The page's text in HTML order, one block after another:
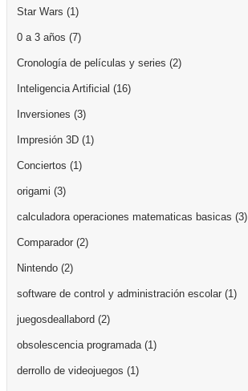
Star Wars (1)
0 a 3 años (7)
Cronología de películas y series (2)
Inteligencia Artificial (16)
Inversiones (3)
Impresión 3D (1)
Conciertos (1)
origami (3)
calculadora operaciones matematicas basicas (3)
Comparador (2)
Nintendo (2)
software de control y administración escolar (1)
juegosdeallabord (2)
obsolescencia programada(1)
derrollo de videojuegos (1)